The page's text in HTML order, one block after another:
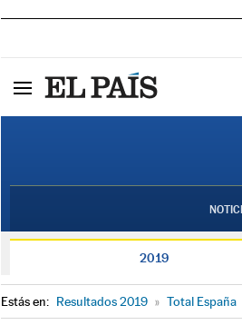
2019
Estás en: Resultados 2019 » Total España